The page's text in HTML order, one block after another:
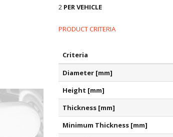
2 PER VEHICLE
PRODUCT CRITERIA
Criteria
Diameter [mm]
Height [mm]
Thickness [mm]
Minimum Thickness [mm]